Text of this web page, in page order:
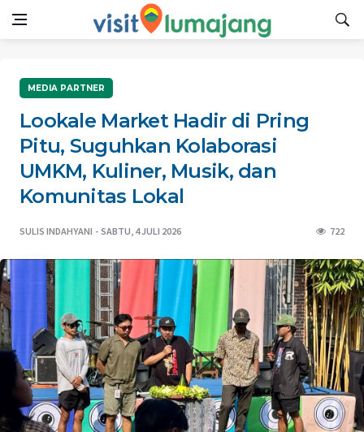
MEDIA PARTNER
Lookale Market Hadir di Pring
Pitu, Suguhkan Kolaborasi
UMKM, Kuliner, Musik, dan
Komunitas Lokal
SULIS INDAHYANI SABTU, 4 JULI 2026 722